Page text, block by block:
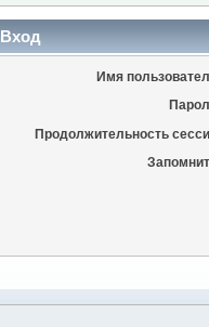
Вход
Имя
Продолжительность